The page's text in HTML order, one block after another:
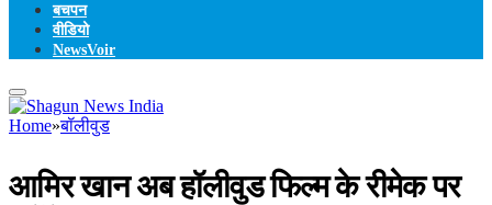
बचपन
वीडियो
NewsVoir
Home»बॉलीवुड
आमिर खान अब हॉलीवुड फिल्म के रीमेक पर